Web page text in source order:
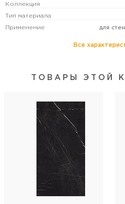
Коллекция
Тип материала
Применение для
Толщина (мм)
Поверхность
Способ изготовления
Стиль коллекции
Все
ТОВАРЫ ЭТОЙ